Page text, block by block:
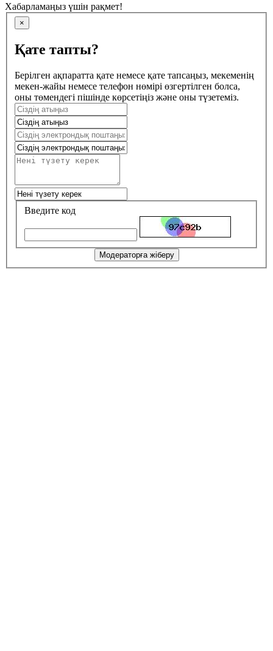
Хабарламаңыз үшін рақмет!
×
Қате тапты?
Берілген ақпаратта қате немесе қате тапсаңыз, мекеменің
мекен-жайы немесе телефон нөмірі өзгертілген болса,
оны төмендегі пішінде көрсетіңіз және оны түзетеміз.
Введите код
Модераторға жіберу